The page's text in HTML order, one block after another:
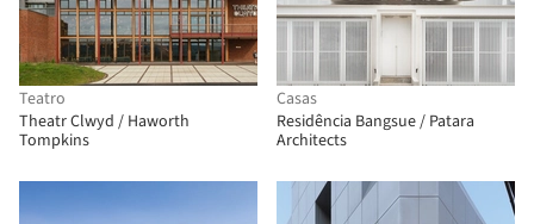
Teatro
Theatr Clwyd / Haworth
Tompkins
Casas
Residência Bangsue / Patara
Architects